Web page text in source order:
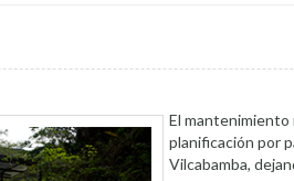
El mantenimiento
planificación por
Vilcabamba,